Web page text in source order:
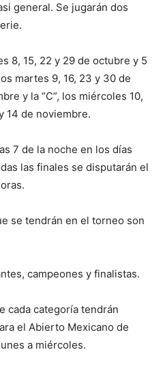
general. Se jugarán dos
8, 15, 22 y 29 de octubre y 5
martes 9, 16, 23 y 30 de
y la “C”, los miércoles 10,
14 de noviembre.
7 de la noche en los días
las finales se disputarán el
se tendrán en el torneo son
campeones y finalistas.
cada categoría tendrán
el Abierto Mexicano de
a miércoles.